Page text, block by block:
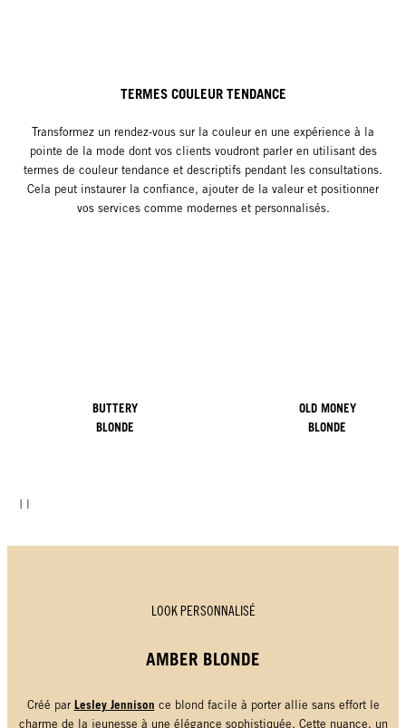
BUTTERY
BLONDE
OLD MONEY
BLONDE
TERMES COULEUR TENDANCE
Transformez un rendez-vous sur la couleur en une expérience à la
pointe de la mode dont vos clients voudront parler en utilisant des
termes de couleur tendance et descriptifs pendant les consultations.
Cela peut instaurer la confiance, ajouter de la valeur et positionner
vos services comme modernes et personnalisés.
LOOK PERSONNALISÉ
AMBER BLONDE
Créé par Lesley Jennison ce blond facile à porter allie sans effort le
charme de la jeunesse à une élégance sophistiquée. Cette nuance, un